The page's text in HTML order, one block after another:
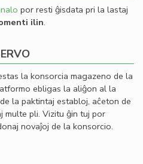
por resti ĝisdata pri la lastaj
ilin.
la konsorcia magazeno de la
ebligas la aliĝon al la
la paktintaj establoj, aĉeton de
multe pli. Vizitu ĝin tuj por
novaĵoj de la konsorcio.